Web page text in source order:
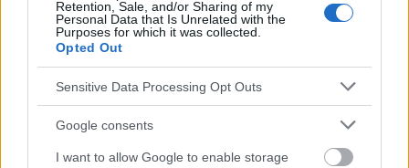
Retention, Sale, and/or Sharing of my
Personal Data that Is Unrelated with the
Purposes for which it was collected.
Opted Out
Sensitive Data Processing Opt Outs
Google consents
I want to allow Google to enable storage
Le contenu et les documents de ce site Web sont éducatifs et
informatifs. L'éditeur et les éditeurs du site ne sont pas
responsables des effets de leur utilisation. Avant d'utiliser les
conseils et astuces contenus dans le site, vous devez
absolument consulter votre médecin.
Publicité: